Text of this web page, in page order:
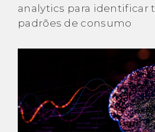
analytics para identificar
padrões de consumo